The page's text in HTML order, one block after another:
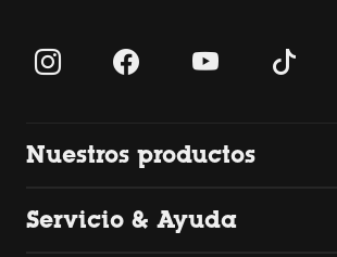
Nuestros productos
Servicio & Ayuda